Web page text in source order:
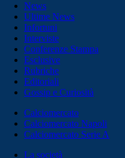
News
Ultime News
Infortuni
Interviste
Conferenze Stampa
Esclusive
Rubriche
Editoriali
Gossip e Curiosità
Calciomercato
Calciomercato Napoli
Calciomercato Serie A
La società